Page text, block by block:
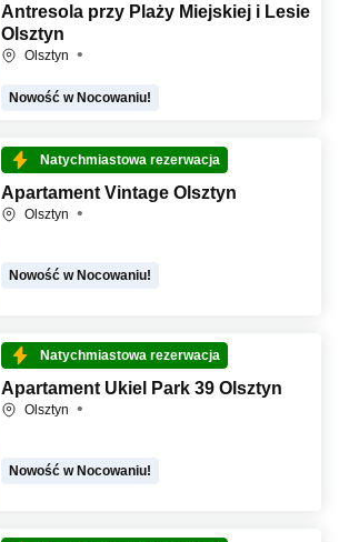
Antresola przy Plaży Miejskiej i Lesie
Olsztyn
Olsztyn
Nowość w Nocowaniu!
Natychmiastowa rezerwacja
Apartament Vintage Olsztyn
Olsztyn
Nowość w Nocowaniu!
Natychmiastowa rezerwacja
Apartament Ukiel Park 39 Olsztyn
Olsztyn
Nowość w Nocowaniu!